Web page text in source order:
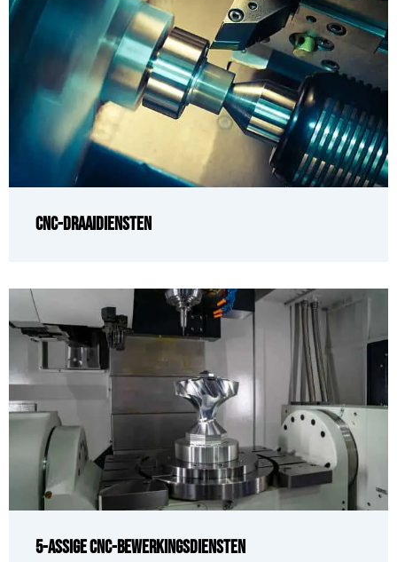
CNC-draaidiensten
5-assige CNC-bewerkingsdiensten